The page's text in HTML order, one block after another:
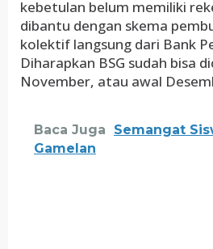
kebetulan belum memiliki
dibantu dengan skema
kolektif langsung dari Bank
Diharapkan BSG sudah bisa
November, atau awal
Baca Juga
Semangat
Gamelan